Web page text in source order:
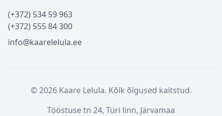
(+372) 534 59 963
(+372) 555 84 300
info@kaarelelula.ee
© 2026 Kaare Lelula. Kõik õigused kaitstud.
Tööstuse tn 24, Türi linn, Järvamaa